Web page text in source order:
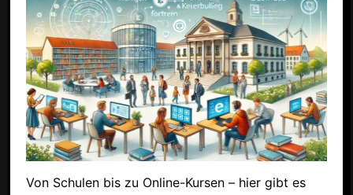
Von Schulen bis zu Online-Kursen – hier gibt es